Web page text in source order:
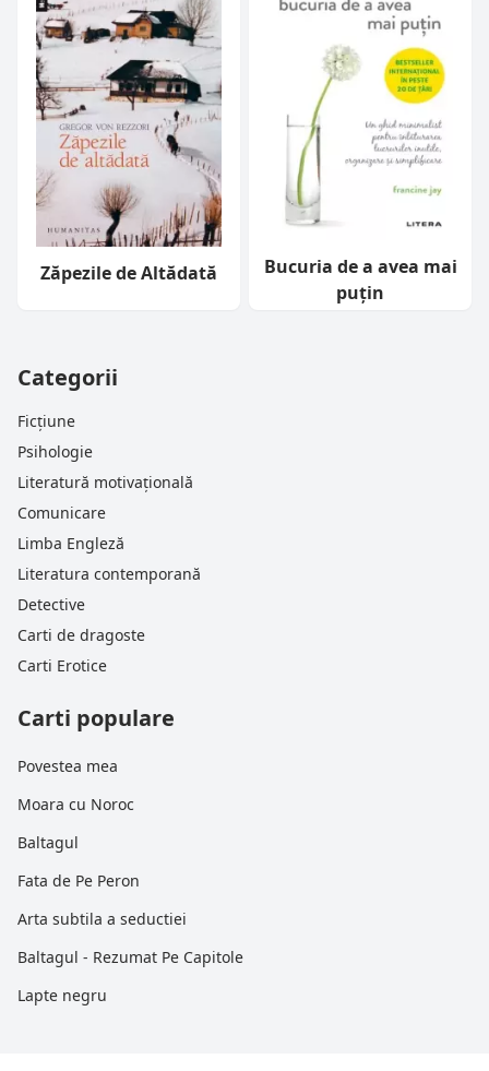
Zăpezile de Altădată
Bucuria de a avea mai
puțin
Categorii
Ficțiune
Psihologie
Literatură motivațională
Comunicare
Limba Engleză
Literatura contemporană
Detective
Carti de dragoste
Carti Erotice
Carti populare
Povestea mea
Moara cu Noroc
Baltagul
Fata de Pe Peron
Arta subtila a seductiei
Baltagul - Rezumat Pe Capitole
Lapte negru